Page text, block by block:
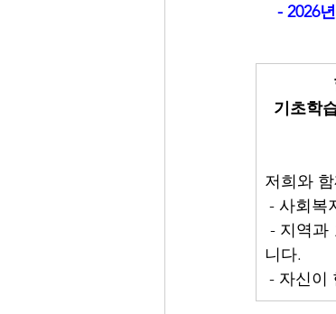
- 2026
기초학
저희와
- 사회복
- 지역과
니다.
- 자신이